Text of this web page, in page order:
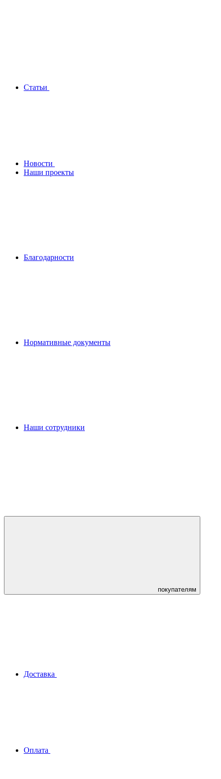
Статьи
Новости
Наши проекты
Благодарности
Нормативные документы
Наши сотрудники
покупателям
Доставка
Оплата